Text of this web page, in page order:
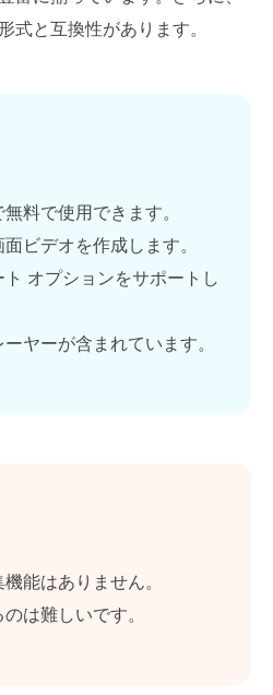
式と互換性があります。
料で使用できます。
ビデオを作成します。
オプションをサポートし
ヤーが含まれています。
能はありません。
は難しいです。